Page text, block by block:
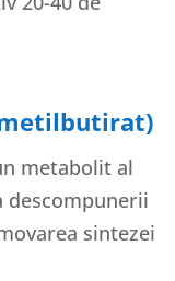
metabolit al
descompunerii
sintezei